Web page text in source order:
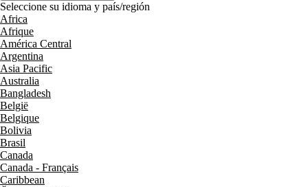
Seleccione su idioma y país/región
Africa
Afrique
América Central
Argentina
Asia Pacific
Australia
Bangladesh
België
Belgique
Bolivia
Brasil
Canada
Canada - Français
Caribbean